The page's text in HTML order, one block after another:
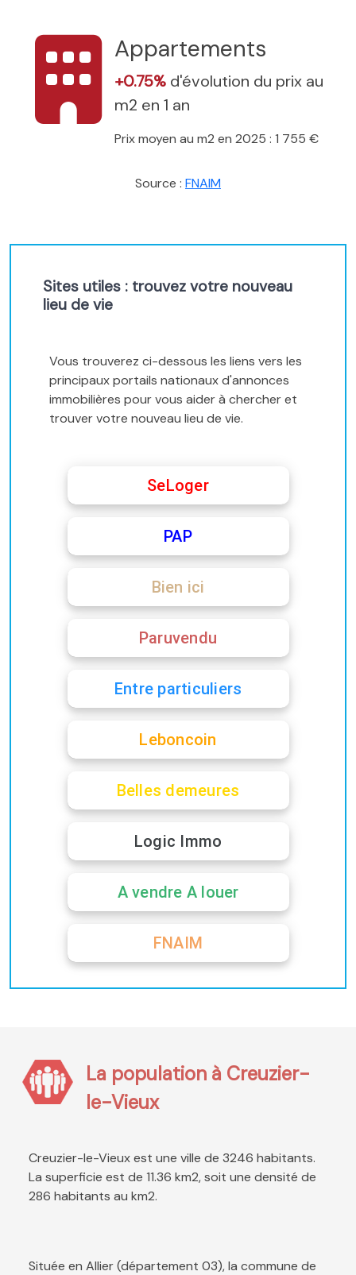
Appartements
+0.75% d'évolution du prix au
m2 en 1 an
Prix moyen au m2 en 2025 : 1 755 €
Source : FNAIM
Sites utiles : trouvez votre nouveau
lieu de vie
Vous trouverez ci-dessous les liens vers les
principaux portails nationaux d'annonces
immobilières pour vous aider à chercher et
trouver votre nouveau lieu de vie.
SeLoger
PAP
Bien ici
Paruvendu
Entre particuliers
Leboncoin
Belles demeures
Logic Immo
A vendre A louer
FNAIM
La population à Creuzier-
le-Vieux
Creuzier-le-Vieux est une ville de 3246 habitants.
La superficie est de 11.36 km2, soit une densité de
286 habitants au km2.
Située en Allier (département 03), la commune de